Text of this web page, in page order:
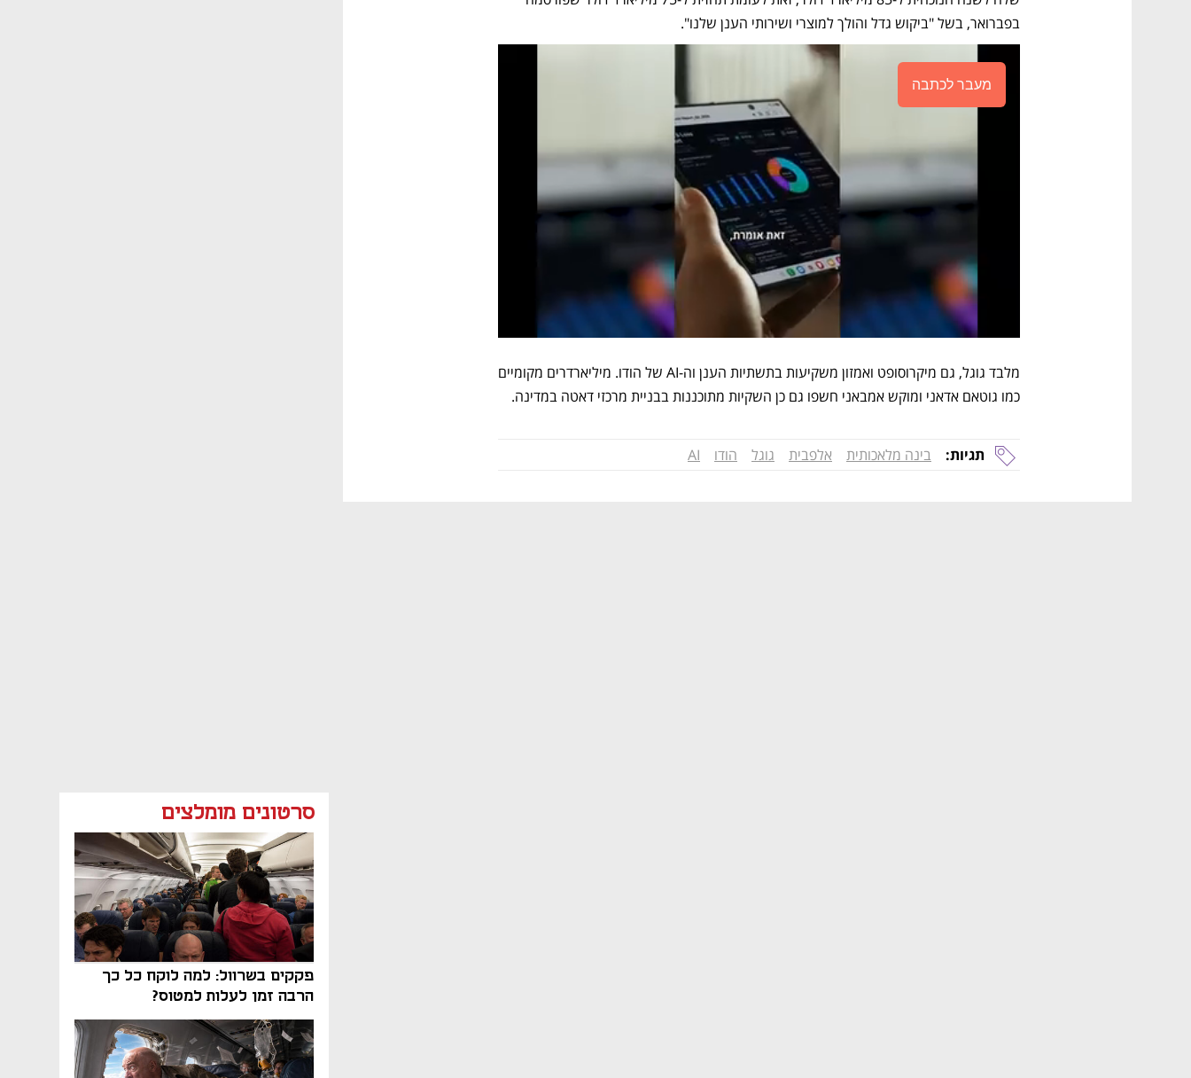
סרטונים מומלצים
פקקים בשרוול: למה לוקח כל כך
הרבה זמן לעלות למטוס?
בפברואר, בשל "ביקוש גדל והולך למוצרי ושירותי הענן שלנו".
מעבר לכתבה
כמו גוטאם אדאני ומוקש אמבאני חשפו גם כן השקיות מתוכננות בבניית מרכזי דאטה במדינה.
תגיות: בינה מלאכותית אלפבית גוגל הודו AI